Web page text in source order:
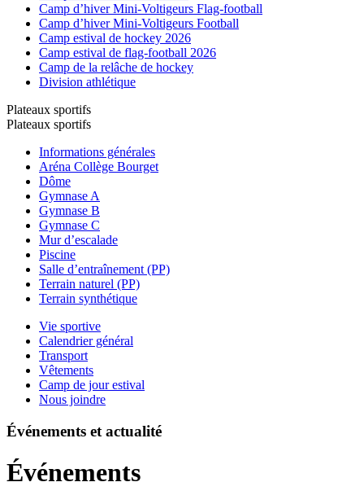
Camp d’hiver Mini-Voltigeurs Flag-football
Camp d’hiver Mini-Voltigeurs Football
Camp estival de hockey 2026
Camp estival de flag-football 2026
Camp de la relâche de hockey
Division athlétique
Plateaux sportifs
Plateaux sportifs
Informations générales
Aréna Collège Bourget
Dôme
Gymnase A
Gymnase B
Gymnase C
Mur d’escalade
Piscine
Salle d’entraînement (PP)
Terrain naturel (PP)
Terrain synthétique
Vie sportive
Calendrier général
Transport
Vêtements
Camp de jour estival
Nous joindre
Événements et actualité
Événements